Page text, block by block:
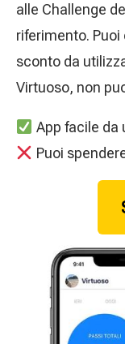
alle Challenge
riferimento.
sconto da
Virtuoso, non
App facile da
Puoi